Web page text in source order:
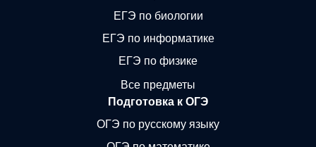
ЕГЭ по биологии
ЕГЭ по информатике
ЕГЭ по физике
Все предметы
Подготовка к ОГЭ
ОГЭ по русскому языку